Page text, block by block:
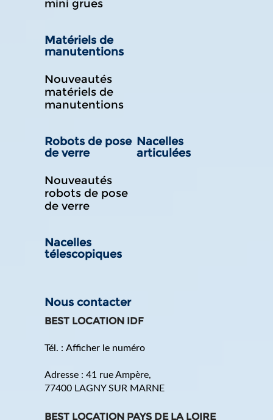
mini grues
Matériels de
manutentions
Nouveautés
matériels de
manutentions
Robots de pose
de verre
Nouveautés
robots de pose
de verre
Nacelles
articulées
Nacelles
télescopiques
Nous contacter
BEST LOCATION IDF
Tél. : Afficher le numéro
Adresse :41 rue Ampère,
77400 LAGNY SUR MARNE
BEST LOCATION PAYS DE LA LOIRE